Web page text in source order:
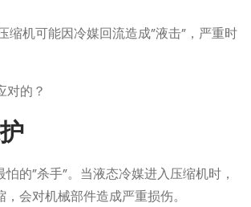
缩机可能因冷媒回流造成”液击”，严重时
对的？
的”杀手”。当液态冷媒进入压缩机时，
会对机械部件造成严重损伤。